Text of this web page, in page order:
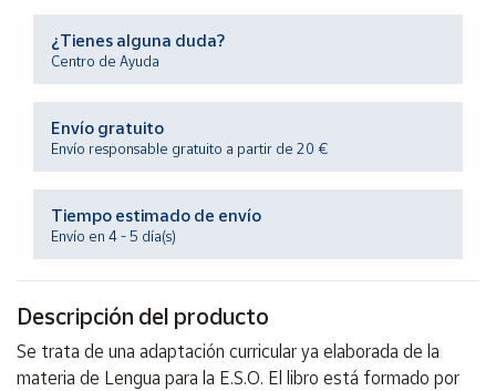
Productos
Solidarios
Ayuda
Centro
Contacto
Vendedores
Mapa de
vendedores
¿Tienes alguna duda?
Centro de Ayuda
Envío gratuito
Envío responsable gratuito a partir de 20 €
Tiempo estimado de envío
Envío en 4 - 5 día(s)
Descripción del producto
Se trata de una adaptación curricular ya elaborada de la
materia de Lengua para la E.S.O. El libro está formado por